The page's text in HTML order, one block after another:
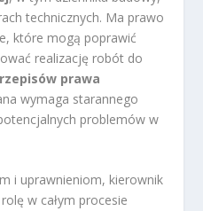
technicznych. Ma prawo
które mogą poprawić
realizację robót do
prawa
wymaga starannego
problemów w
i uprawnieniom, kierownik
w całym procesie